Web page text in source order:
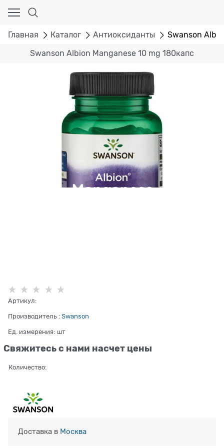
Главная Каталог Антиоксиданты Swanson
Swanson Albion Manganese 10 mg 180капс
Артикул:
Производитель : Swanson
Ед. измерения: шт
Свяжитесь с нами насчет цены
Количество:
Доставка в Москва